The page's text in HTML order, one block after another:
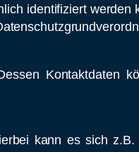
identifiziert werden
Kontaktdaten
kann es sich